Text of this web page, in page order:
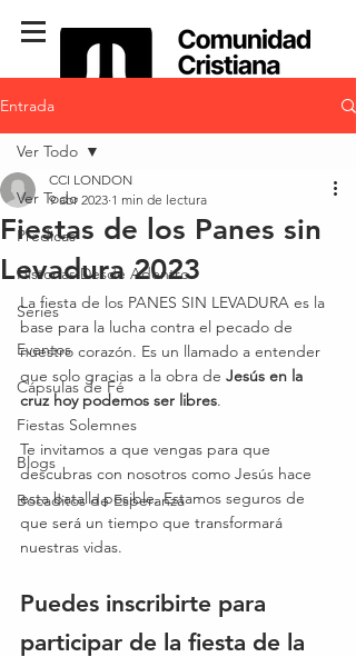
Entrada
Ver Todo
Predicas
Historias Desde Adentro
Series
Eventos
Cápsulas de Fé
Fiestas Solemnes
Blogs
Bocaditos de Esperanza
Ver Todo
Fiestas de los Panes sin
Levadura 2023
CCI LONDON
9 abr 2023 1 min de lectura
La fiesta de los PANES SIN LEVADURA es la
base para la lucha contra el pecado de
nuestro corazón. Es un llamado a entender
que solo gracias a la obra de Jesús en la
cruz hoy podemos ser libres.
Te invitamos a que vengas para que
descubras con nosotros como Jesús hace
esta batalla posible. Estamos seguros de
que será un tiempo que transformará
nuestras vidas.
Puedes inscribirte para
participar de la fiesta de la